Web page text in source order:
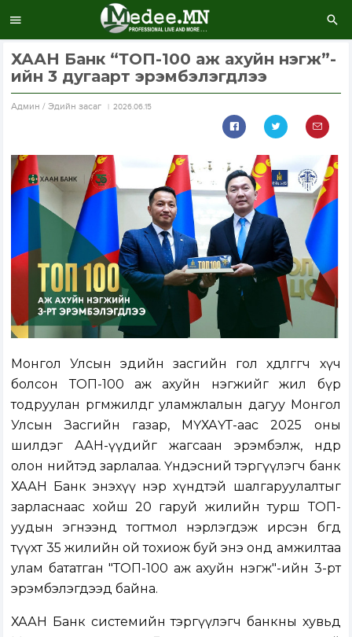
ХААН Банк “ТОП-100 аж ахуйн нэгж”-
ийн 3 дугаарт эрэмбэлэгдлээ
Aдмин / Эдийн засаг 2026.06.15
Монгол Улсын эдийн засгийн гол хөдөлгөгч хүч
болсон ТОП-100 аж ахуйн нэгжийг жил бүр
тодруулан өргөмжилдөг уламжлалын дагуу Монгол
Улсын Засгийн газар, МҮХАҮТ-аас 2025 оны
шилдэг ААН-үүдийг жагсаан эрэмбэлж, өнөөдөр
олон нийтэд зарлалаа. Үндэсний тэргүүлэгч банк
ХААН Банк энэхүү нэр хүндтэй шалгаруулалтыг
зарласнаас хойш 20 гаруй жилийн турш ТОП-
уудын эгнээнд тогтмол нэрлэгдэж ирсэн бөгөөд
түүхт 35 жилийн ой тохиож буй энэ онд амжилтаа
улам бататган "ТОП-100 аж ахуйн нэгж"-ийн 3-рт
эрэмбэлэгдээд байна.
ХААН Банк системийн тэргүүлэгч банкны хувьд